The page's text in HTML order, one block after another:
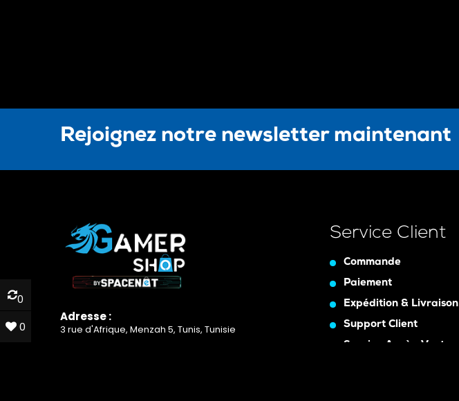
Rejoignez notre newsletter maintenant
Adresse :
3 rue d'Afrique, Menzah 5, Tunis, Tunisie
Service Client
Commande
Paiement
Expédition & Livraison
Support Client
Service Après-Vente
0
0
0
0